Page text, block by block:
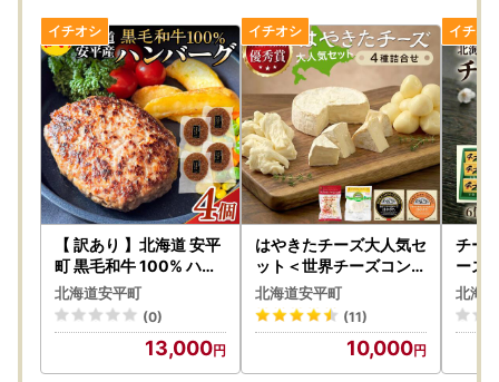
【 訳あり 】北海道 安平
町 黒毛和牛 100% ハン
バーグ 4個 安平牛 肉 和
牛 牛肉 安平産 防腐剤不
使用 着色料不使用 冷凍
解凍不要 簡単調理 おか
ず 安平
北海道安平町
(0)
13,000
はやきたチーズ大人気セ
ット＜世界チーズコンテ
スト受賞＞夢民舎(カマ
ンベール・スモーク・モ
ッツァレラ・カチョカバ
ロ） 【1468533】
北海道安平町
(11)
10,000
チー
ーズ
あん
やつ
北海
北海